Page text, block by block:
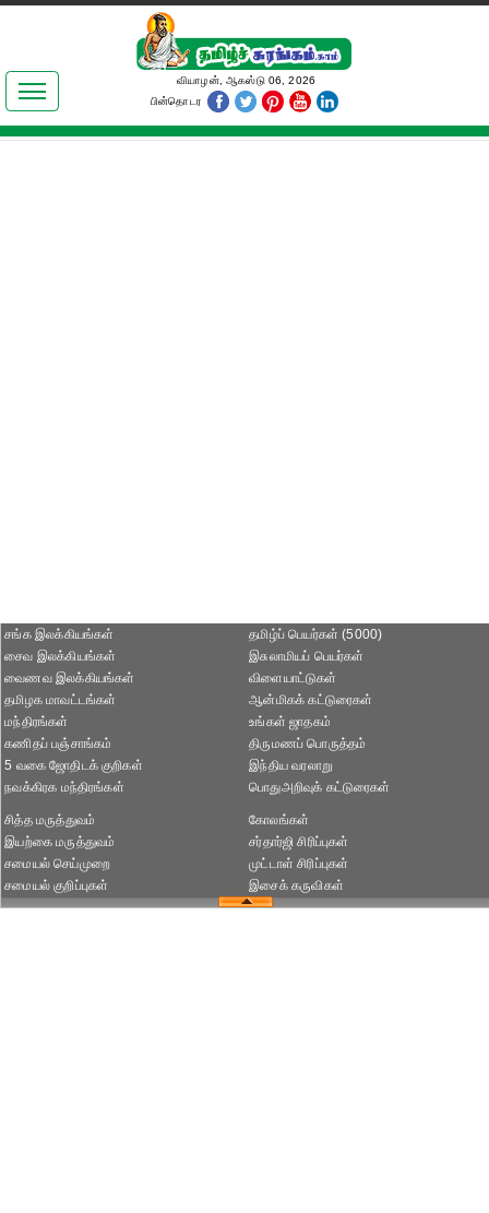
இலக்கியங்கள்
தமிழ் உலகம்
வியாழன், ஆகஸ்டு 06, 2026
பின்தொடர
சங்க இலக்கியங்கள்
சைவ இலக்கியங்கள்
வைணவ இலக்கியங்கள்
தமிழக மாவட்டங்கள்
தமிழ்ப் பெயர்கள் (5000)
இசுலாமியப் பெயர்கள்
விளையாட்டுகள்
ஆன்மிகக் கட்டுரைகள்
மந்திரங்கள்
கணிதப் பஞ்சாங்கம்
5 வகை ஜோதிடக் குறிகள்
நவக்கிரக மந்திரங்கள்
உங்கள் ஜாதகம்
திருமணப் பொருத்தம்
இந்திய வரலாறு
பொதுஅறிவுக் கட்டுரைகள்
சித்த மருத்துவம்
இயற்கை மருத்துவம்
சமையல் செய்முறை
சமையல் குறிப்புகள்
கோலங்கள்
சர்தார்ஜி சிரிப்புகள்
முட்டாள் சிரிப்புகள்
இசைக் கருவிகள்